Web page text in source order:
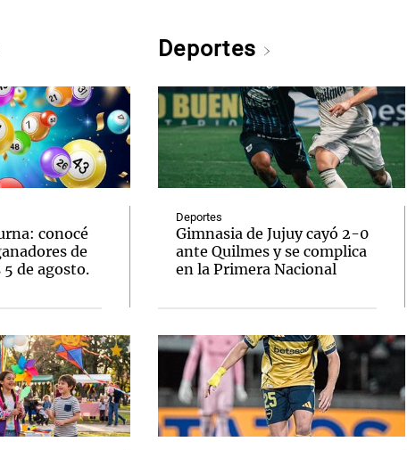
conocé
de
de agosto.
Deportes
Deportes
Gimnasia de Jujuy cayó 2-0
ante Quilmes y se complica
en la Primera Nacional